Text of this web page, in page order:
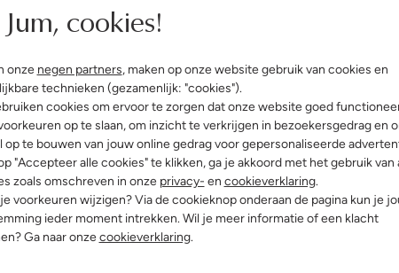
Jum, cookies!
onze negen partners, maken op onze website gebruik van cookies en
technieken (gezamenlijk: "cookies").
cookies om ervoor te zorgen dat onze website goed
op te slaan, om inzicht te verkrijgen in bezoekersgedrag en
op te bouwen van jouw online gedrag voor gepersonaliseerde
"Accepteer alle cookies" te klikken, ga je akkoord met het gebruik van
zoals omschreven in onze privacy- en cookieverklaring.
voorkeuren wijzigen? Via de cookieknop onderaan de pagina kun je
ieder moment intrekken. Wil je meer informatie of een klacht
Ga naar onzecookieverklaring.
& retourneren
& Pasvorm Wasvoorschriften